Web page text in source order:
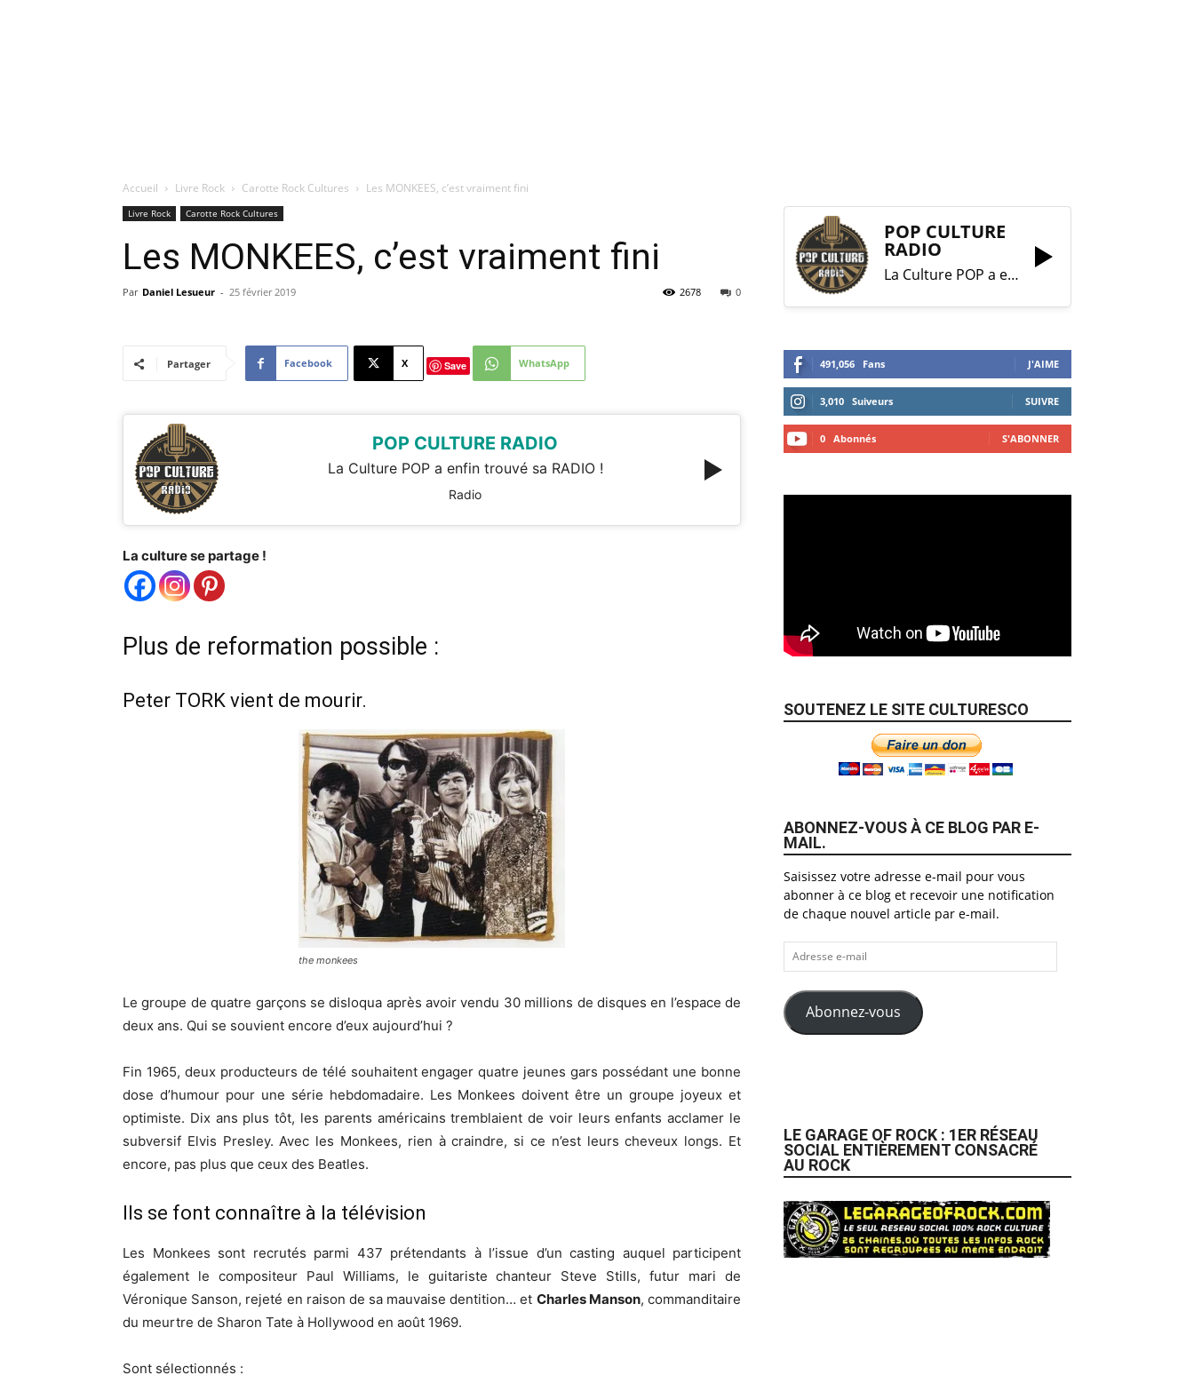
Accueil Livre Rock Carotte Rock Cultures Les MONKEES, c’est vraiment fini
Livre Rock Carotte Rock Cultures
Les MONKEES, c’est vraiment fini
Par Daniel Lesueur - 25 février 2019 0
2678
Partager Facebook X Save WhatsApp
POP CULTURE RADIO
La Culture POP a enfin trouvé sa RADIO !
Radio
La culture se partage !
Plus de reformation possible :
Peter TORK vient de mourir.
the monkees
Le groupe de quatre garçons se disloqua après avoir vendu 30 millions de disques en l’espace de
deux ans. Qui se souvient encore d’eux aujourd’hui ?
Fin 1965, deux producteurs de télé souhaitent engager quatre jeunes gars possédant une bonne
dose d’humour pour une série hebdomadaire. Les Monkees doivent être un groupe joyeux et
optimiste. Dix ans plus tôt, les parents américains tremblaient de voir leurs enfants acclamer le
subversif Elvis Presley. Avec les Monkees, rien à craindre, si ce n’est leurs cheveux longs. Et
encore, pas plus que ceux des Beatles.
Ils se font connaître à la télévision
Les Monkees sont recrutés parmi 437 prétendants à l’issue d’un casting auquel participent
également le compositeur Paul Williams, le guitariste chanteur Steve Stills, futur mari de
Véronique Sanson, rejeté en raison de sa mauvaise dentition… et Charles Manson, commanditaire
du meurtre de Sharon Tate à Hollywood en août 1969.
Sont sélectionnés :
POP CULTURE
RADIO
La Culture POP a enfin trouvé sa RADIO !
491,056 Fans J'AIME
3,010 Suiveurs SUIVRE
0 Abonnés S'ABONNER
SOUTENEZ LE SITE CULTURESCO
ABONNEZ-VOUS À CE BLOG PAR E-
MAIL.
Saisissez votre adresse e-mail pour vous
abonner à ce blog et recevoir une notification
de chaque nouvel article par e-mail.
Adresse
e-
mail
Abonnez-vous
LE GARAGE OF ROCK : 1ER RÉSEAU
SOCIAL ENTIÈREMENT CONSACRÉ
AU ROCK